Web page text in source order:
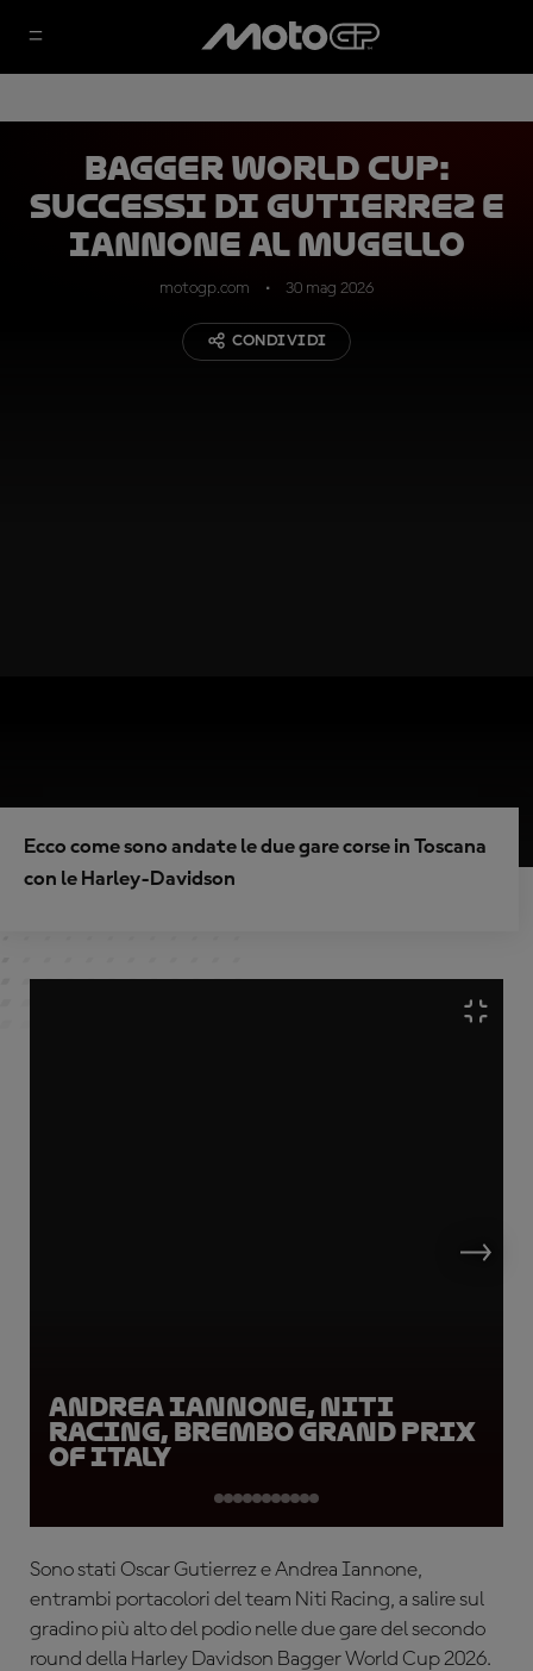
Bagger World Cup:
successi di Gutierrez e
Iannone al Mugello
motogp.com 30 mag 2026
CONDIVIDI
Ecco come sono andate le due gare corse in Toscana
con le Harley-Davidson
Andrea Iannone, Niti
Racing, Brembo Grand Prix
of Italy
Sono stati Oscar Gutierrez e Andrea Iannone,
entrambi portacolori del team Niti Racing, a salire sul
gradino più alto del podio nelle due gare del secondo
round della Harley Davidson Bagger World Cup 2026.